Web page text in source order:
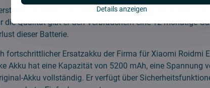
Cameron Sino steht hinter der hervorragenden
die Qualität gibt er den Verbrauchern eine 12-monatige
dieser Batterie.
fortschrittlicher Ersatzakku der Firma für Xiaomi Roidmi
Akku hat eine Kapazität von 5200 mAh, eine Spannung
Akku vollständig. Er verfügt über
Details anzeigen